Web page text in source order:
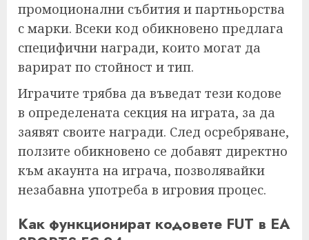
промоционални събития и партньорства
с марки. Всеки код обикновено предлага
специфични награди, които могат да
варират по стойност и тип.
Играчите трябва да въведат тези кодове
в определената секция на играта, за да
заявят своите награди. След осребряване,
ползите обикновено се добавят директно
към акаунта на играча, позволявайки
незабавна употреба в игровия процес.
Как функционират кодовете FUT в EA